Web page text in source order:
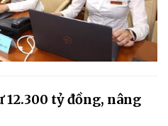
12.300 tỷ đồng, nâng